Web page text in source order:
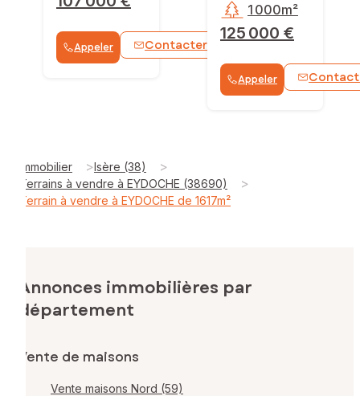
Appeler Contacter
125 000 €
1 000m²
Appeler
Immobilier >Isère (38) >
Terrains à vendre à EYDOCHE (38690) >
Terrain à vendre à EYDOCHE de 1617m²
Annonces immobilières par
département
Vente de maisons
Vente maisons Nord (59)